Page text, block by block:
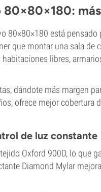
80×80×180 está
que montar una sala de
libres,
dándote más margen
ofrece mejor cobertura
de luz constante
Oxford 900D, lo que
Diamond Mylar